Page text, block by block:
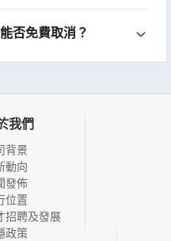
否免費取消？
我們
背景
動向
發佈
位置
招聘及發展
政策